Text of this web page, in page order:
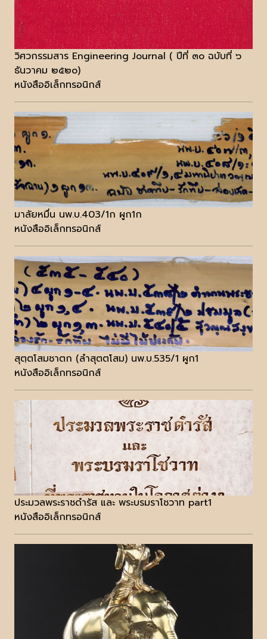
วิศวกรรมสาร Engineering Journal ( ปีที่ ๓๐ ฉบับที่ ๖
ธันวาคม ๒๕๒๐)
หนังสืออิเล็กทรอนิกส์
มาลัยหมื่น นพ.บ.403/1ก ผูก1ก
หนังสืออิเล็กทรอนิกส์
สุตฺตโสมชาตก (ลำสุตตโสม) นพ.บ.535/1 ผูก1
หนังสืออิเล็กทรอนิกส์
ประมวลพระราชดำรัส และ พระบรมราโชวาท part1
หนังสืออิเล็กทรอนิกส์